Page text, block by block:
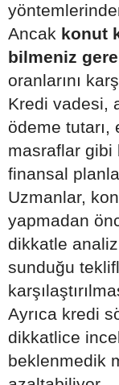
Ancak konut
bilmeniz
oranlarını
Kredi vadesi,
ödeme tutarı,
masraflar gibi
finansal
Uzmanlar,
yapmadan
dikkatle
sunduğu
Ayrıca kredi
dikkatlice
beklenmedik